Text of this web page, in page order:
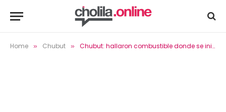
Home » Chubut » Chubut: hallaron combustible donde se inició el fuego